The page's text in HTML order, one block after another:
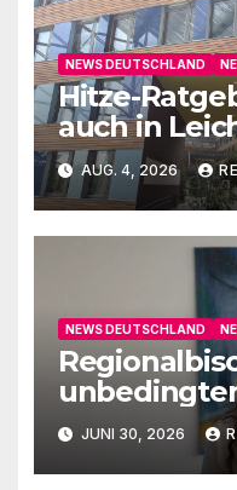
NEWS DEUTSCHLAND
Hitze-
auch in
AUG. 4, 2026
NEWS DEUTSCHLAND
aufJUNI 30, 2026